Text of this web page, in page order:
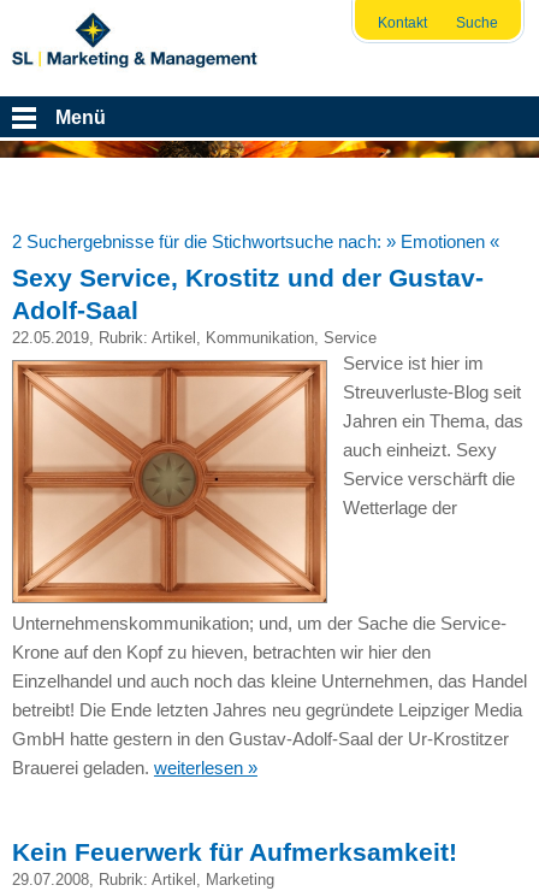
Kontakt Suche
Menü
2 Suchergebnisse für die Stichwortsuche nach: » Emotionen «
Sexy Service, Krostitz und der Gustav-
Adolf-Saal
22.05.2019, Rubrik: Artikel , Kommunikation, Service
Service ist hier im
Streuverluste-Blog seit
Jahren ein Thema, das
auch einheizt. Sexy
Service verschärft die
Wetterlage der
Unternehmenskommunikation; und, um der Sache die Service-
Krone auf den Kopf zu hieven, betrachten wir hier den
Einzelhandel und auch noch das kleine Unternehmen, das Handel
betreibt! Die Ende letzten Jahres neu gegründete Leipziger Media
GmbH hatte gestern in den Gustav-Adolf-Saal der Ur-Krostitzer
Brauerei geladen. weiterlesen »
Kein Feuerwerk für Aufmerksamkeit!
29.07.2008, Rubrik: Artikel , Marketing